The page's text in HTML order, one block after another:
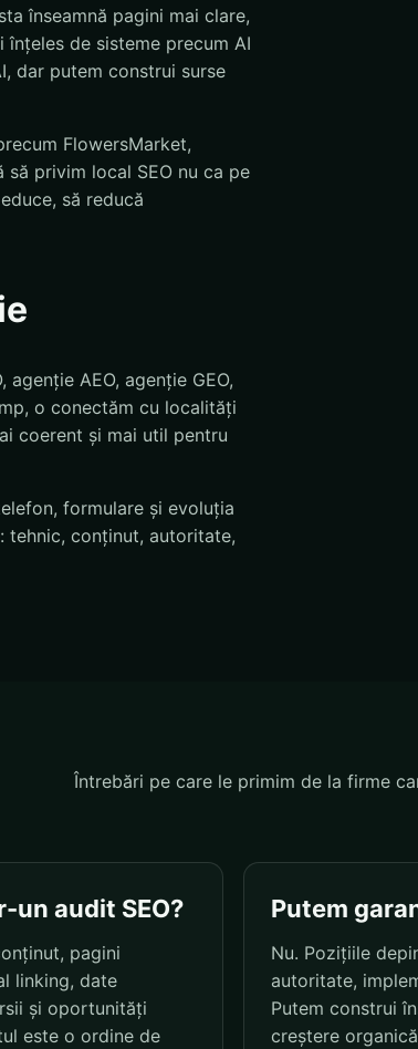
înseamnă pagini mai clare,
de sisteme precum AI
dar putem construi surse
FlowersMarket,
să privim local SEO nu ca pe
să reducă
AEO, agenție GEO,
o conectăm cu localități
coerent și mai util pentru
formulare și evoluția
tehnic, conținut, autoritate,
Întrebări pe care le primim de la firme
un audit SEO?
pagini
linking, date
și oportunități
este o ordine de
Putem
Nu. Pozițiile
autoritate,
Putem construi
creștere